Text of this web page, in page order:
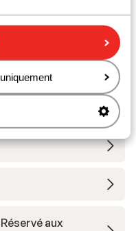
proche environ 3
proche environ 3
- Costa Brava
aux